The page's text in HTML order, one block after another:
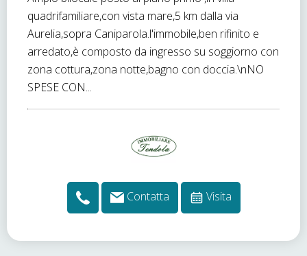
quadrifamiliare,con vista mare,5 km dalla via
Aurelia,sopra Caniparola.l'immobile,ben rifinito e
arredato,è composto da ingresso su soggiorno con
zona cottura,zona notte,bagno con doccia.\nNO
SPESE CON...
Contatta Visita